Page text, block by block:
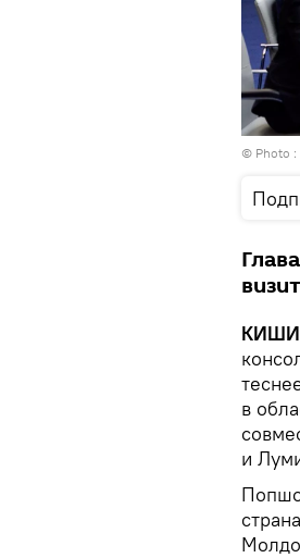
© Photo :
в
и